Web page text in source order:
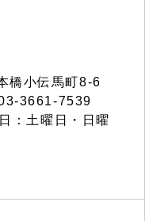
橋小伝馬町8-6
3661-7539
：土曜日・日曜